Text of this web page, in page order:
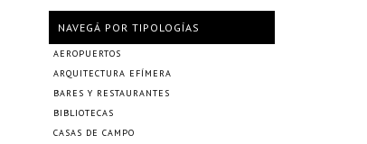
NAVEGÁ POR TIPOLOGÍAS
AEROPUERTOS
ARQUITECTURA EFÍMERA
BARES Y RESTAURANTES
BIBLIOTECAS
CASAS DE CAMPO